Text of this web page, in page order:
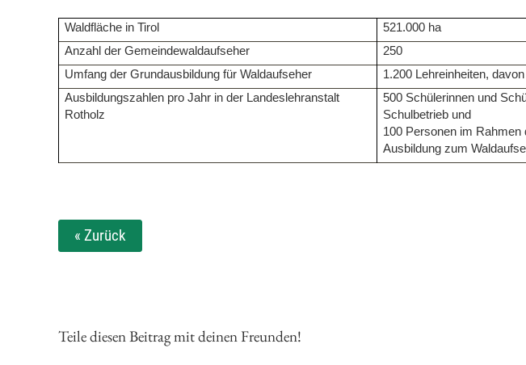
Waldfläche in Tirol
521.000 ha
Anzahl der Gemeindewaldaufseher
250
Umfang der Grundausbildung für Waldaufseher
1.200 Lehreinheiten,
Ausbildungszahlen pro Jahr in der Landeslehranstalt
Rotholz
500 Schülerinnen und
Schulbetrieb und
100 Personen im
Ausbildung zum
« Zurück
Teile diesen Beitrag mit deinen Freunden!